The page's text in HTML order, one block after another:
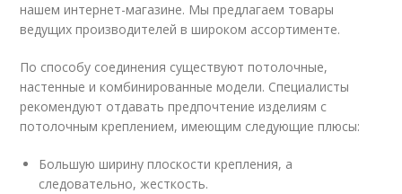
нашем интернет-магазине. Мы предлагаем товары
ведущих производителей в широком ассортименте.
По способу соединения существуют потолочные,
настенные и комбинированные модели. Специалисты
рекомендуют отдавать предпочтение изделиям с
потолочным креплением, имеющим следующие плюсы:
Большую ширину плоскости крепления, а
следовательно, жесткость.